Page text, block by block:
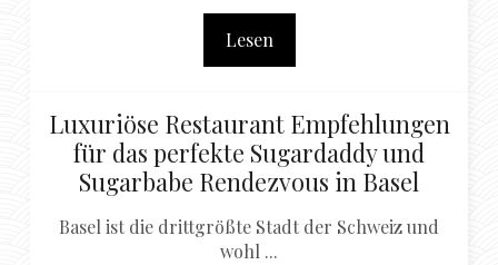
Lesen
Luxuriöse Restaurant Empfehlungen
für das perfekte Sugardaddy und
Sugarbabe Rendezvous in Basel
Basel ist die drittgrößte Stadt der Schweiz und
wohl ...